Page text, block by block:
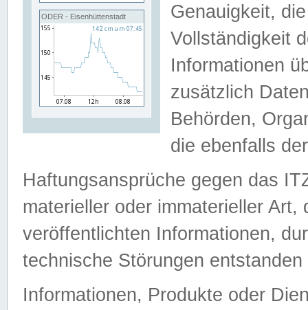
ODER - Eisenhüttenstadt
Genauigkeit,
Vollständigkeit
Informationen
zusätzlich
Behörden,
die ebenfalls
Haftungsansprüche gegen das
materieller oder immaterieller
veröffentlichten Informationen,
technische Störungen
Informationen, Produkte oder